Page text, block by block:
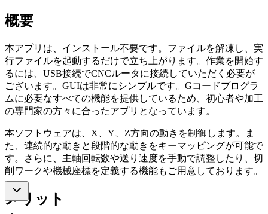
概要
本アプリは、インストール不要です。ファイルを解凍し、実
行ファイルを起動するだけで立ち上がります。作業を開始す
るには、USB接続でCNCルータに接続していただく必要が
ございます。GUIは非常にシンプルです。Gコードプログラ
ムに必要なすべての機能を提供しているため、初心者や加工
の専門家の方々に合ったアプリとなっています。
本ソフトウェアは、X、Y、Z方向の動きを制御します。ま
た、連続的な動きと段階的な動きをキーマッピングが可能で
す。さらに、主軸回転数や送り速度を手動で調整したり、切
削ワークや機械座標を定義する機能もご用意しております。
メリット